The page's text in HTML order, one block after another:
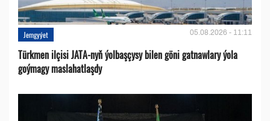
Jemgyýet 05.08.2026 - 11:11
Türkmen ilçisi JATA-nyň ýolbaşçysy bilen göni gatnawlary ýola
goýmagy maslahatlaşdy